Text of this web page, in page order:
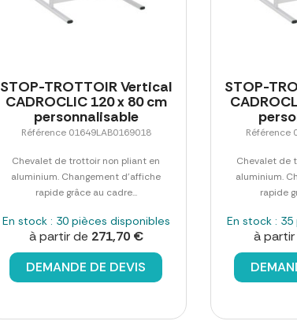
STOP-TROTTOIR Vertical
CADROCLIC 120 x 80 cm
personnalisable
Référence 01649LAB0169018
Chevalet de trottoir non pliant en
aluminium. Changement d'affiche
rapide grâce au cadre...
En stock : 30 pièces disponibles
à partir de 271,70 €
DEMANDE DE DEVIS
STOP-
Référence
Chevalet de
aluminium.
rapide
En stock :
à partir